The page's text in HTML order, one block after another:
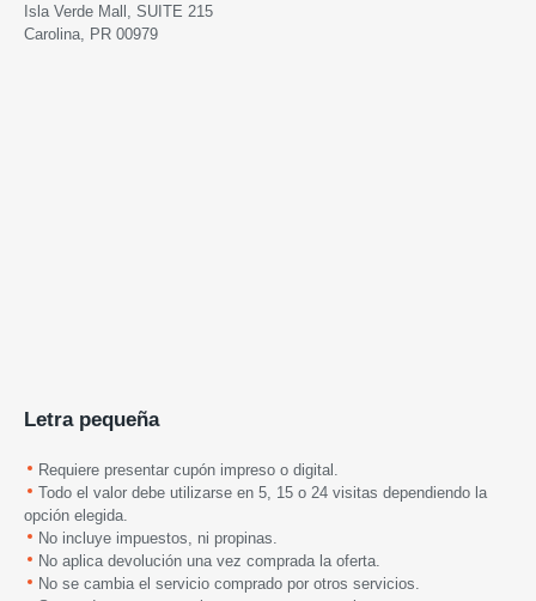
Isla Verde Mall, SUITE 215
Carolina, PR 00979
Letra pequeña
Requiere presentar cupón impreso o digital.
Todo el valor debe utilizarse en 5, 15 o 24 visitas dependiendo la
opción elegida.
No incluye impuestos, ni propinas.
No aplica devolución una vez comprada la oferta.
No se cambia el servicio comprado por otros servicios.